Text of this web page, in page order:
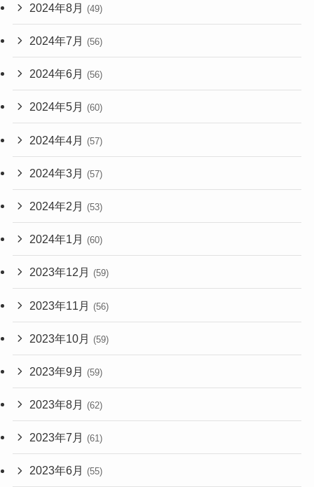
2024年8月 (49)
2024年7月 (56)
2024年6月 (56)
2024年5月 (60)
2024年4月 (57)
2024年3月 (57)
2024年2月 (53)
2024年1月 (60)
2023年12月 (59)
2023年11月 (56)
2023年10月 (59)
2023年9月 (59)
2023年8月 (62)
2023年7月 (61)
2023年6月 (55)